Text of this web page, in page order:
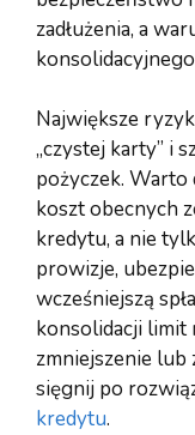
zadłużenia, a
Największe
„czystej karty” i
pożyczek. Warto
koszt obecnych
kredytu, a nie
prowizje,
wcześniejszą
konsolidacji limit
zmniejszenie lub
sięgnij po
kredytu.